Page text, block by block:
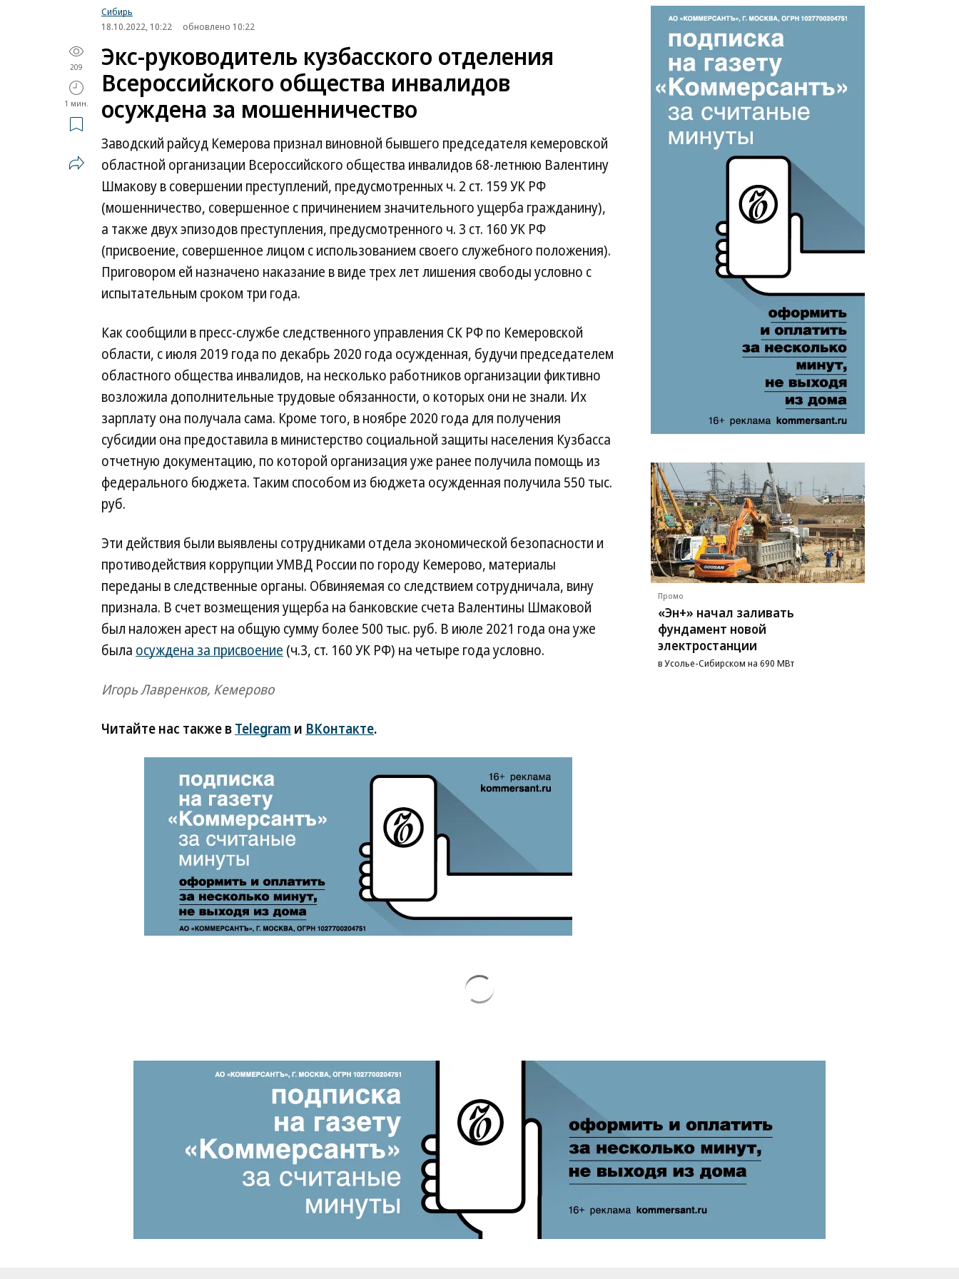
Сибирь
18.10.2022, 10:22
обновлено 10:22
209
1 мин.
Экс-руководитель кузбасского отделения
Всероссийского общества инвалидов
осуждена за мошенничество
Заводский райсуд Кемерова признал виновной бывшего председателя кемеровской
областной организации Всероссийского общества инвалидов 68-летнюю Валентину
Шмакову в совершении преступлений, предусмотренных ч. 2 ст. 159 УК РФ
(мошенничество, совершенное с причинением значительного ущерба гражданину),
а также двух эпизодов преступления, предусмотренного ч. 3 ст. 160 УК РФ
(присвоение, совершенное лицом с использованием своего служебного положения).
Приговором ей назначено наказание в виде трех лет лишения свободы условно с
испытательным сроком три года.
Как сообщили в пресс-службе следственного управления СК РФ по Кемеровской
области, с июля 2019 года по декабрь 2020 года осужденная, будучи председателем
областного общества инвалидов, на несколько работников организации фиктивно
возложила дополнительные трудовые обязанности, о которых они не знали. Их
зарплату она получала сама. Кроме того, в ноябре 2020 года для получения
субсидии она предоставила в министерство социальной защиты населения Кузбасса
отчетную документацию, по которой организация уже ранее получила помощь из
федерального бюджета. Таким способом из бюджета осужденная получила 550 тыс.
руб.
Эти действия были выявлены сотрудниками отдела экономической безопасности и
противодействия коррупции УМВД России по городу Кемерово, материалы
переданы в следственные органы. Обвиняемая со следствием сотрудничала, вину
признала. В счет возмещения ущерба на банковские счета Валентины Шмаковой
был наложен арест на общую сумму более 500 тыс. руб. В июле 2021 года она уже
была осуждена за присвоение (ч.3, ст. 160 УК РФ) на четыре года условно.
Игорь Лавренков, Кемерово
Читайте нас также вTelegram и ВКонтакте.
Промо
«Эн+» начал заливать
фундамент новой
электростанции
в Усолье-Сибирском на 690 МВт